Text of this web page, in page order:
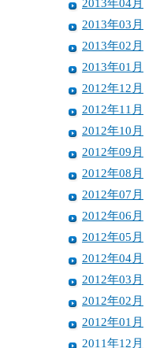
2013年04月
2013年03月
2013年02月
2013年01月
2012年12月
2012年11月
2012年10月
2012年09月
2012年08月
2012年07月
2012年06月
2012年05月
2012年04月
2012年03月
2012年02月
2012年01月
2011年12月